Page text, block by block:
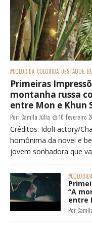
#COLORIDA COLORIDA DESTAQUE
Primeiras
montanha russa
entre Mon e Khun
Por: Camila Júlia 10 Fevereiro
Créditos: IdolFactory/
homônima da novel e
jovem sonhadora que
#COLORIDA
“A
entre
Por: